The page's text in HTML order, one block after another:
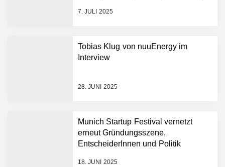
7. JULI 2025
Tobias Klug von nuuEnergy im
Interview
28. JUNI 2025
Munich Startup Festival vernetzt
erneut Gründungsszene,
EntscheiderInnen und Politik
18. JUNI 2025
AUDAVIS
AUDAVIS revolutioniert das
Kerngeschäft der
13,5 Millionen Euro für eine
beteiligt sich erneut an
Filics
Tobias Klug von nuuEnergy